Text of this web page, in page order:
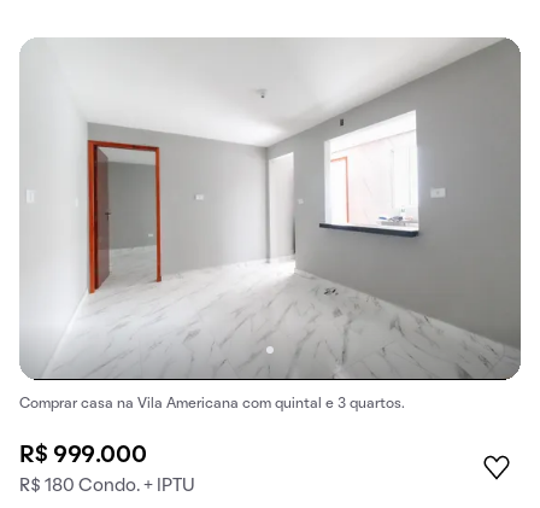
Comprar casa na Vila Americana com quintal e 3 quartos.
R$ 999.000
R$ 180 Condo. + IPTU